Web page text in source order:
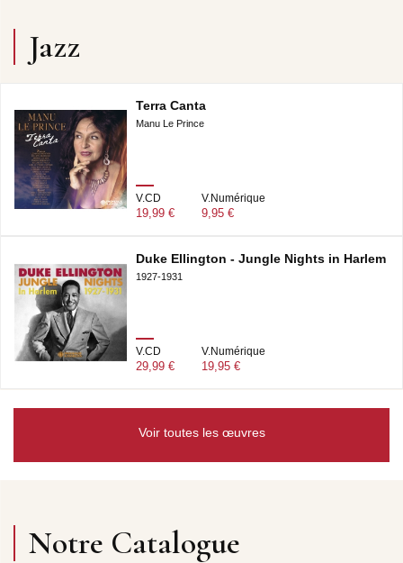
Jazz
Terra Canta
Manu Le Prince
V.CD
19,99 €
V.Numérique
9,95 €
Duke Ellington - Jungle Nights in Harlem
1927-1931
V.CD
29,99 €
V.Numérique
19,95 €
Voir toutes les œuvres
Notre Catalogue